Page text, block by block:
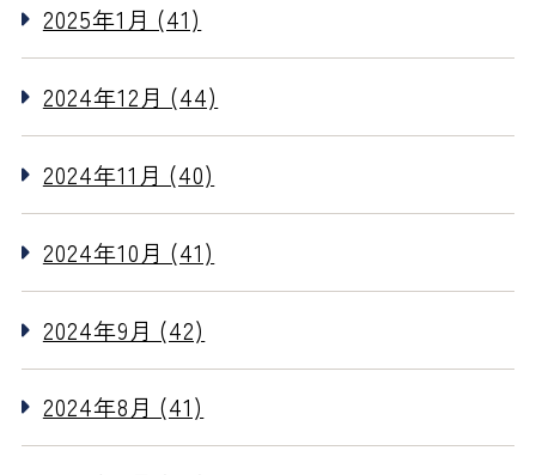
2025年1月 (41)
2024年12月 (44)
2024年11月 (40)
2024年10月 (41)
2024年9月 (42)
2024年8月 (41)